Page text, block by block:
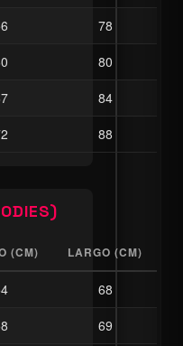
78
80
84
88
(CM) LARGO (CM)
68
69